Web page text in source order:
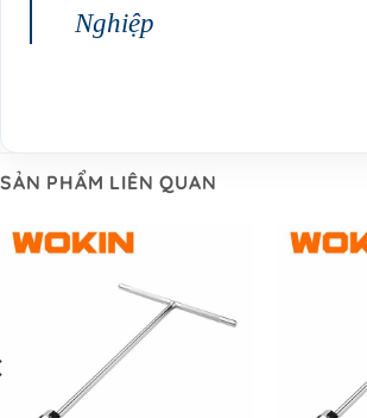
Nghiệp
SẢN PHẨM LIÊN QUAN